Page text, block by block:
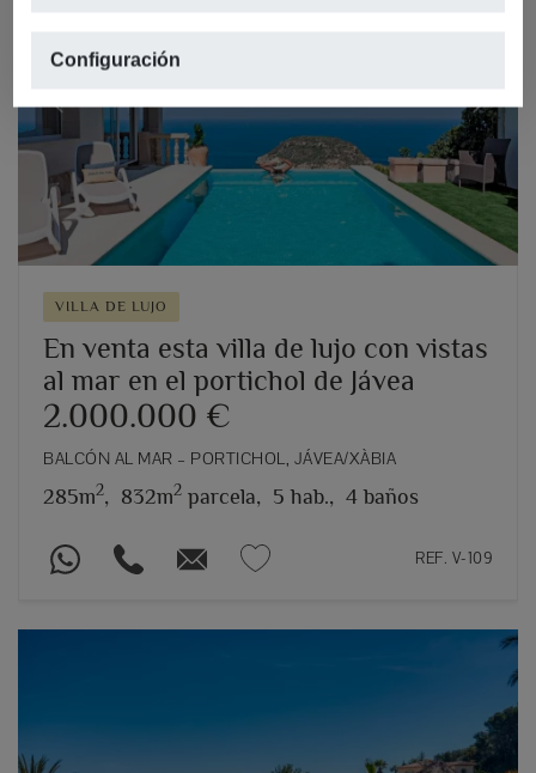
Configuración
Previous Next
VILLA DE LUJO
En venta esta villa de lujo con vistas
al mar en el portichol de Jávea
2.000.000 €
BALCÓN AL MAR – PORTICHOL, JÁVEA/XÀBIA
285m2, 832m2 parcela, 5 hab., 4 baños
REF. V-109